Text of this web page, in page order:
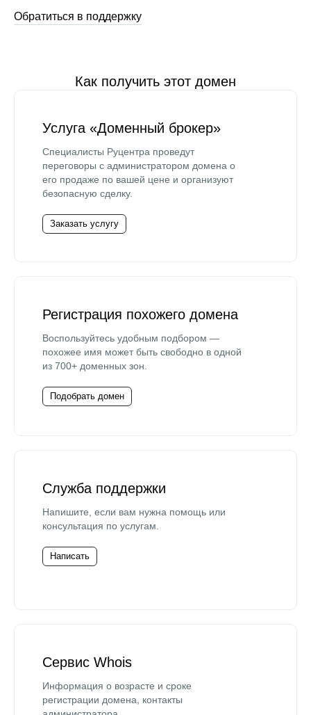
Обратиться в поддержку
Как получить этот домен
Услуга «Доменный брокер»
Специалисты Руцентра проведут
переговоры с администратором домена о
его продаже по вашей цене и организуют
безопасную сделку.
Заказать услугу
Регистрация похожего домена
Воспользуйтесь удобным подбором —
похожее имя может быть свободно в одной
из 700+ доменных зон.
Подобрать домен
Служба поддержки
Напишите, если вам нужна помощь или
консультация по услугам.
Написать
Сервис Whois
Информация о возрасте и сроке
регистрации домена, контакты